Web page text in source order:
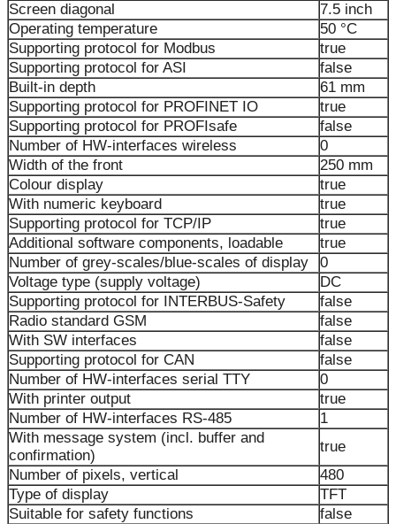
Screen diagonal
7.5 inch
Operating temperature
50 °C
Supporting protocol for Modbus
true
Supporting protocol for ASI
false
Built-in depth
61 mm
Supporting protocol for PROFINET IO
true
Supporting protocol for PROFIsafe
false
Number of HW-interfaces wireless
0
Width of the front
250 mm
Colour display
true
With numeric keyboard
true
Supporting protocol for TCP/IP
true
Additional software components, loadable
true
Number of grey-scales/blue-scales of display
0
Voltage type (supply voltage)
DC
Supporting protocol for INTERBUS-Safety
false
Radio standard GSM
false
With SW interfaces
false
Supporting protocol for CAN
false
Number of HW-interfaces serial TTY
0
With printer output
true
Number of HW-interfaces RS-485
1
With message system (incl. buffer and
confirmation)
true
Number of pixels, vertical
480
Type of display
TFT
Suitable for safety functions
false